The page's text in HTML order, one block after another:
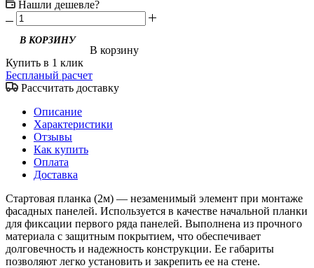
Нашли дешевле?
В корзину
Купить в 1 клик
Беспланый расчет
Рассчитать доставку
Описание
Характеристики
Отзывы
Как купить
Оплата
Доставка
Стартовая планка (2м) — незаменимый элемент при монтаже
фасадных панелей. Используется в качестве начальной планки
для фиксации первого ряда панелей. Выполнена из прочного
материала с защитным покрытием, что обеспечивает
долговечность и надежность конструкции. Ее габариты
позволяют легко установить и закрепить ее на стене.